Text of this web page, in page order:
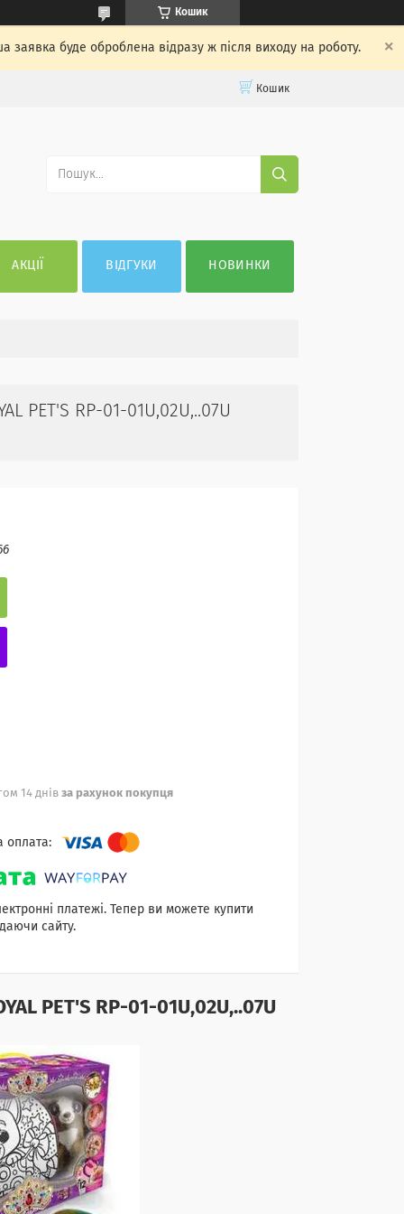
Кошик
заявка буде оброблена відразу ж після виходу на роботу.
Кошик
АКЦІЇ ВІДГУКИ НОВИНКИ
PET'S RP-01-01U,02U,..07U
14 днів за рахунок покупця
платежі. Тепер ви можете купити
сайту.
PET'S RP-01-01U,02U,..07U